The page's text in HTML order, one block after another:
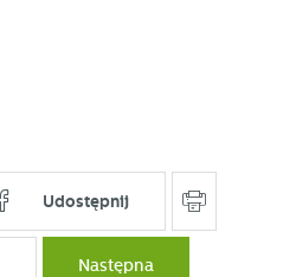
Udostępnij
Następna